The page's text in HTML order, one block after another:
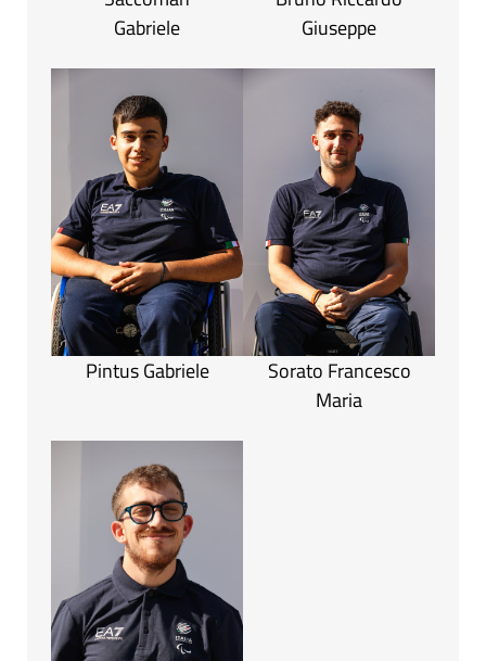
Gabriele
Giuseppe
Pintus Gabriele
Sorato Francesco
Maria